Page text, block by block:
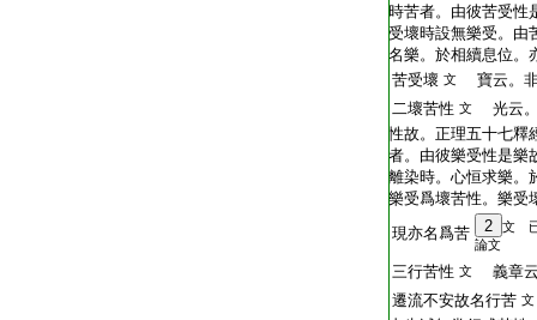
時苦者。由彼苦受性
受壞時設無樂受。由
名樂。於相續息位。
苦受壞 文
寶云。
二壞苦性 文
光云
性故。正理五十七釋
者。由彼樂受性是樂
離染時。心恒求樂。
樂受爲壞苦性。樂受
現亦名爲苦
2
文
論文
三行苦性 文
義章
遷流不安故名行苦 文